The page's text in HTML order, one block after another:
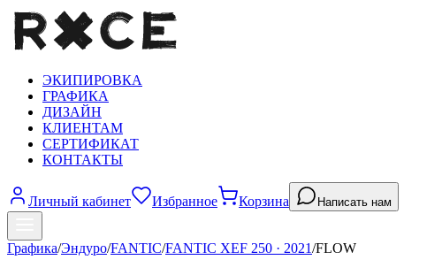
ЭКИПИРОВКА
ГРАФИКА
ДИЗАЙН
КЛИЕНТАМ
СЕРТИФИКАТ
КОНТАКТЫ
Личный кабинет Избранное Корзина Написать нам
Графика/Эндуро/FANTIC/FANTIC XEF 250 · 2021/FLOW